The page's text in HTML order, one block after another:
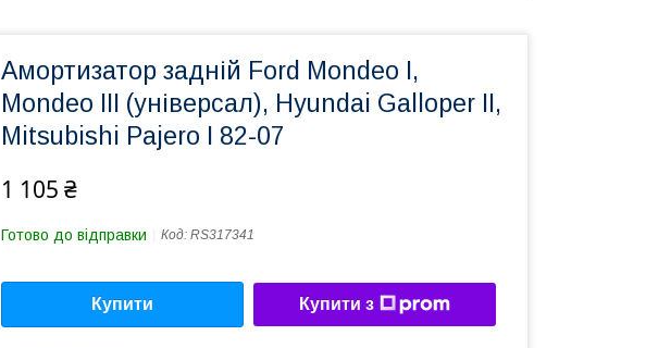
Амортизатор задній Ford Mondeo I,
Mondeo III (універсал), Hyundai Galloper II,
Mitsubishi Pajero I 82-07
1 105 ₴
Готово до відправки Код: RS317341
Купити Купити з